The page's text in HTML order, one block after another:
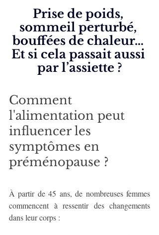
Prise de poids,
sommeil perturbé,
bouffées de chaleur…
Et si cela passait aussi
par l’assiette ?
Comment
l'alimentation peut
influencer les
symptômes en
préménopause ?
À partir de 45 ans, de nombreuses femmes
commencent à ressentir des changements
dans leur corps :